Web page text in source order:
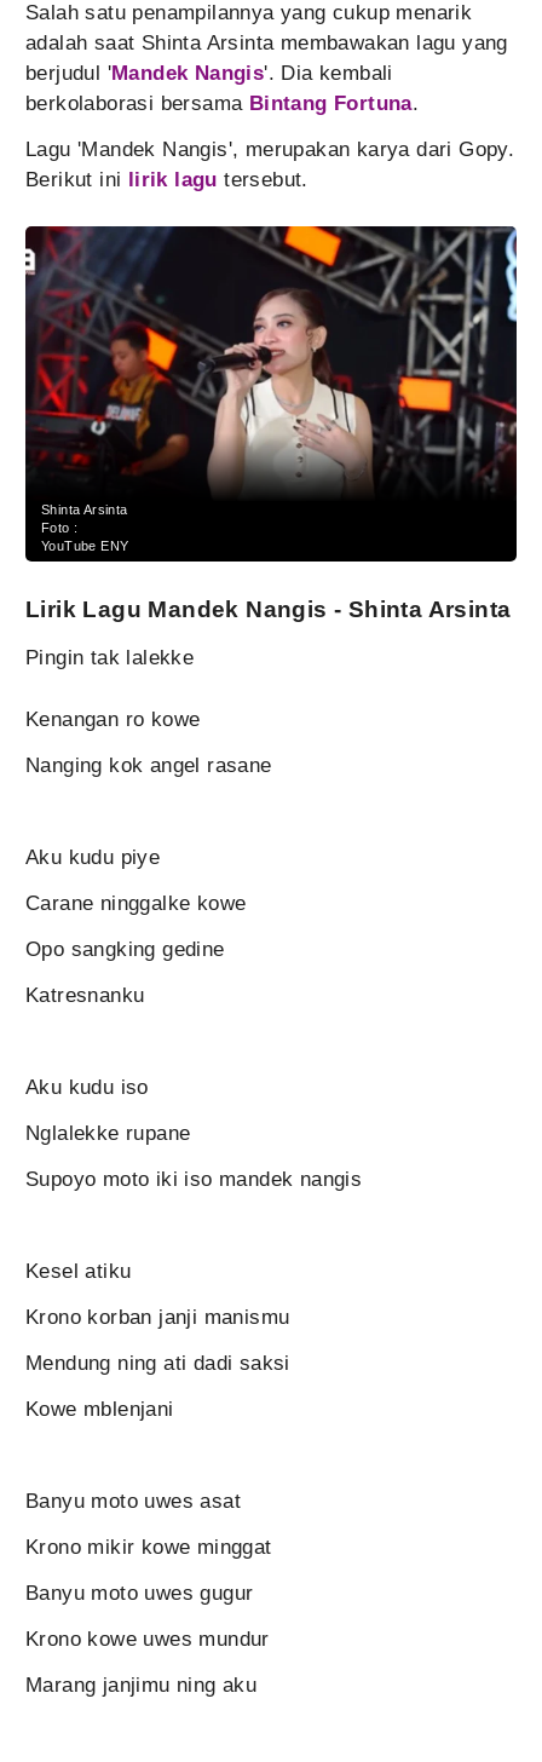
Salah satu penampilannya yang cukup menarik
adalah saat Shinta Arsinta membawakan lagu yang
berjudul 'Mandek Nangis'. Dia kembali
berkolaborasi bersama Bintang Fortuna.
Lagu 'Mandek Nangis', merupakan karya dari Gopy.
Berikut ini lirik lagu tersebut.
Shinta Arsinta
Foto :
YouTube ENY
Lirik Lagu Mandek Nangis - Shinta Arsinta
Pingin tak lalekke
Kenangan ro kowe
Nanging kok angel rasane
Aku kudu piye
Carane ninggalke kowe
Opo sangking gedine
Katresnanku
Aku kudu iso
Nglalekke rupane
Supoyo moto iki iso mandek nangis
Kesel atiku
Krono korban janji manismu
Mendung ning ati dadi saksi
Kowe mblenjani
Banyu moto uwes asat
Krono mikir kowe minggat
Banyu moto uwes gugur
Krono kowe uwes mundur
Marang janjimu ning aku